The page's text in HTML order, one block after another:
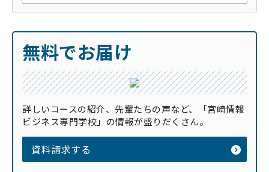
無料でお届け
詳しいコースの紹介、先輩たちの声など、「宮崎情報
ビジネス専門学校」の情報が盛りだくさん。
資料請求する